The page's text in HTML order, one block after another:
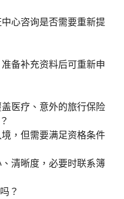
心咨询是否需要重新提
备补充资料后可重新申
医疗、意外的旅行保险
，但需要满足资格条件
清晰度，必要时联系簿
？